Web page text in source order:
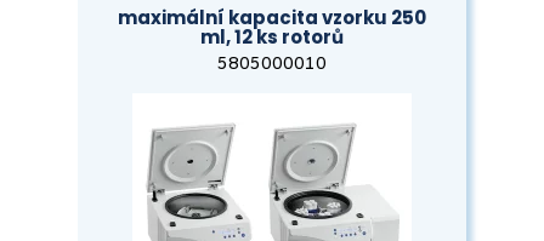
maximální kapacita vzorku 250
ml, 12 ks rotorů
5805000010